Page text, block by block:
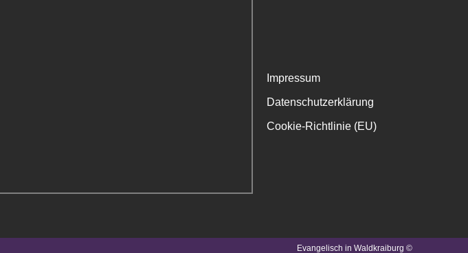
Impressum
Datenschutzerklärung
Cookie-Richtlinie (EU)
Evangelisch in Waldkraiburg ©